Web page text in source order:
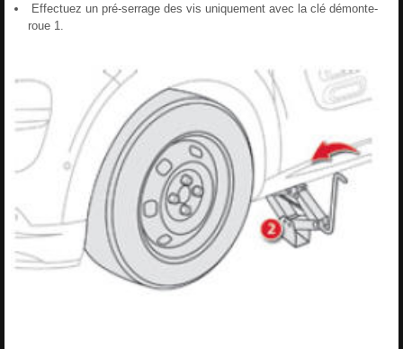
Effectuez un pré-serrage des vis uniquement avec la clé démonte-
roue 1.